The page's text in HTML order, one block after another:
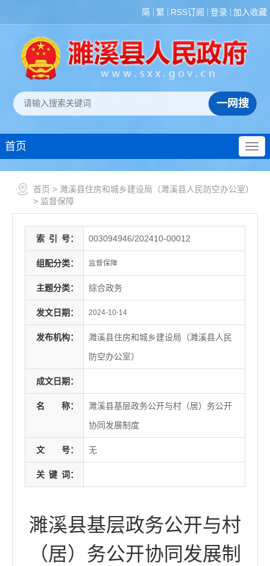
简 繁 RSS订阅 登录 加入收藏
首页
首页 > 濉溪县住房和城乡建设局（濉溪县人民防空办公室）
> 监督保障
索 引 号： 003094946/202410-00012
组配分类： 监督保障
主题分类： 综合政务
发文日期： 2024-10-14
发布机构：
濉溪县住房和城乡建设局（濉溪县人民
防空办公室）
成文日期：
名 称：
濉溪县基层政务公开与村（居）务公开
协同发展制度
文 号： 无
关 键 词：
濉溪县基层政务公开与村
（居）务公开协同发展制